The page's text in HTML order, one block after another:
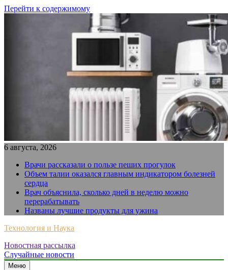
Перейти к содержимому
6 августа, 2026
Врачи рассказали о пользе пеших прогулок
Объем талии оказался главным индикатором болезней
сердца
Врач объяснила, сколько дней в неделю можно
перерабатывать
Названы лучшие продукты для ужина
Технология и Наука
Новостная рассылка
Случайные новости
Меню